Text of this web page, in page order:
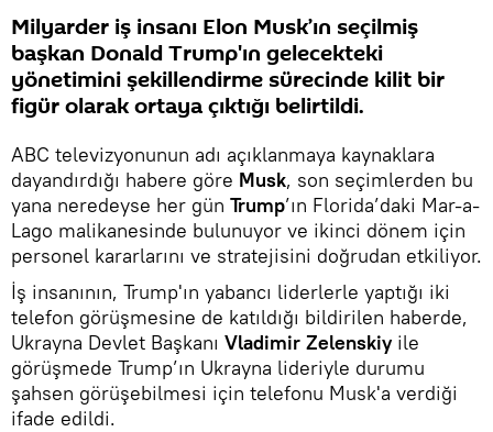
Milyarder iş insanı Elon Musk’ın seçilmiş
başkan Donald Trump'ın gelecekteki
yönetimini şekillendirme sürecinde kilit bir
figür olarak ortaya çıktığı belirtildi.
ABC televizyonunun adı açıklanmaya kaynaklara
dayandırdığı habere göre Musk, son seçimlerden bu
yana neredeyse her gün Trump’ın Florida’daki Mar-a-
Lago malikanesinde bulunuyor ve ikinci dönem için
personel kararlarını ve stratejisini doğrudan etkiliyor.
İş insanının, Trump'ın yabancı liderlerle yaptığı iki
telefon görüşmesine de katıldığı bildirilen haberde,
Ukrayna Devlet Başkanı Vladimir Zelenskiyile
görüşmede Trump’ın Ukrayna lideriyle durumu
şahsen görüşebilmesi için telefonu Musk'a verdiği
ifade edildi.